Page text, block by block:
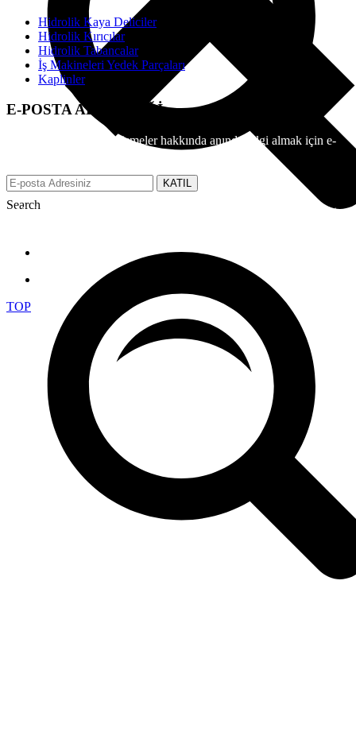
Search
Hidrolik Kaya Deliciler
Hidrolik Kırıcılar
Hidrolik Tabancalar
İş Makineleri Yedek Parçaları
Kaplinler
E-POSTA ABONELİĞİ
EFS üzerinden tüm gelişmeler hakkında anında bilgi almak için e-
KATIL
Made with ♥ by tbtcreative.com © 2019 efsgrup.com.tr All rights
TOP